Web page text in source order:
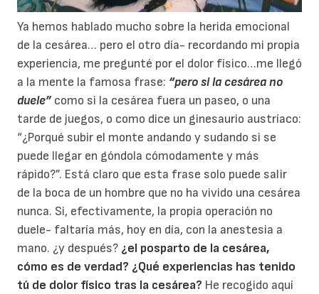
Ya hemos hablado mucho sobre la herida emocional
de la cesárea… pero el otro día- recordando mi propia
experiencia, me pregunté por el dolor físico…me llegó
a la mente la famosa frase: “pero si la cesárea no
duele”como si la cesárea fuera un paseo, o una
tarde de juegos, o como dice un ginesaurio austríaco:
“¿Porqué subir el monte andando y sudando si se
puede llegar en góndola cómodamente y más
rápido?”. Está claro que esta frase solo puede salir
de la boca de un hombre que no ha vivido una cesárea
nunca. Si, efectivamente, la propia operación no
duele- faltaría más, hoy en día, con la anestesia a
mano. ¿y después? ¿el posparto de la cesárea,
cómo es de verdad? ¿Qué experiencias has tenido
tú de dolor físico tras la cesárea? He recogido aquí